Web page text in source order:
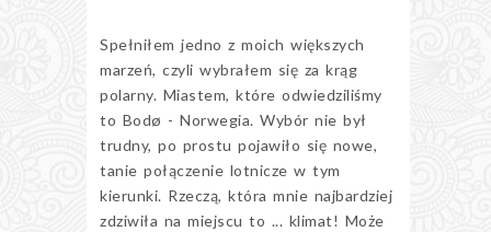
Spełniłem jedno z moich większych
marzeń, czyli wybrałem się za krąg
polarny. Miastem, które odwiedziliśmy
to Bodø - Norwegia. Wybór nie był
trudny, po prostu pojawiło się nowe,
tanie połączenie lotnicze w tym
kierunki. Rzeczą, która mnie najbardziej
zdziwiła na miejscu to ... klimat! Może